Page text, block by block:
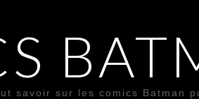
savoir sur les comics Batman